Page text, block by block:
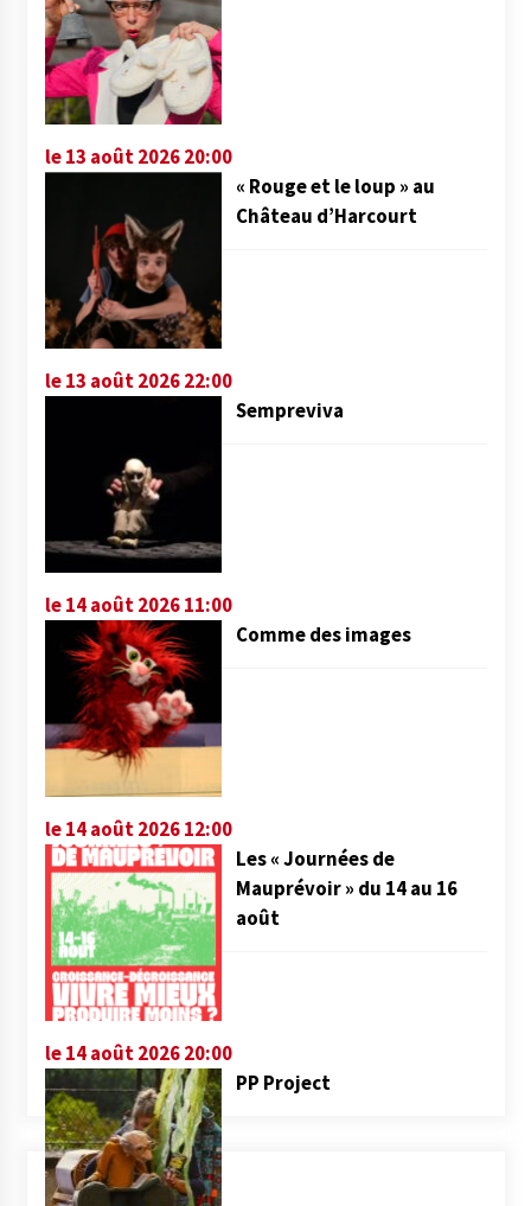
le 13 août 2026 20:00
« Rouge et le loup » au
Château d’Harcourt
le 13 août 2026 22:00
Sempreviva
le 14 août 2026 11:00
Comme des images
le 14 août 2026 12:00
Les « Journées de
Mauprévoir » du 14 au 16
août
le 14 août 2026 20:00
PP Project